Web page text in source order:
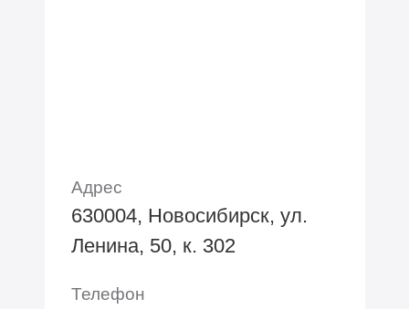
Адрес
630004, Новосибирск, ул.
Ленина, 50, к. 302
Телефон